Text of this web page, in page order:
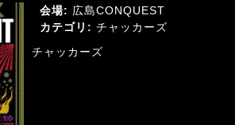
会場: 広島CONQUEST
カテゴリ: チャッカーズ
チャッカーズ